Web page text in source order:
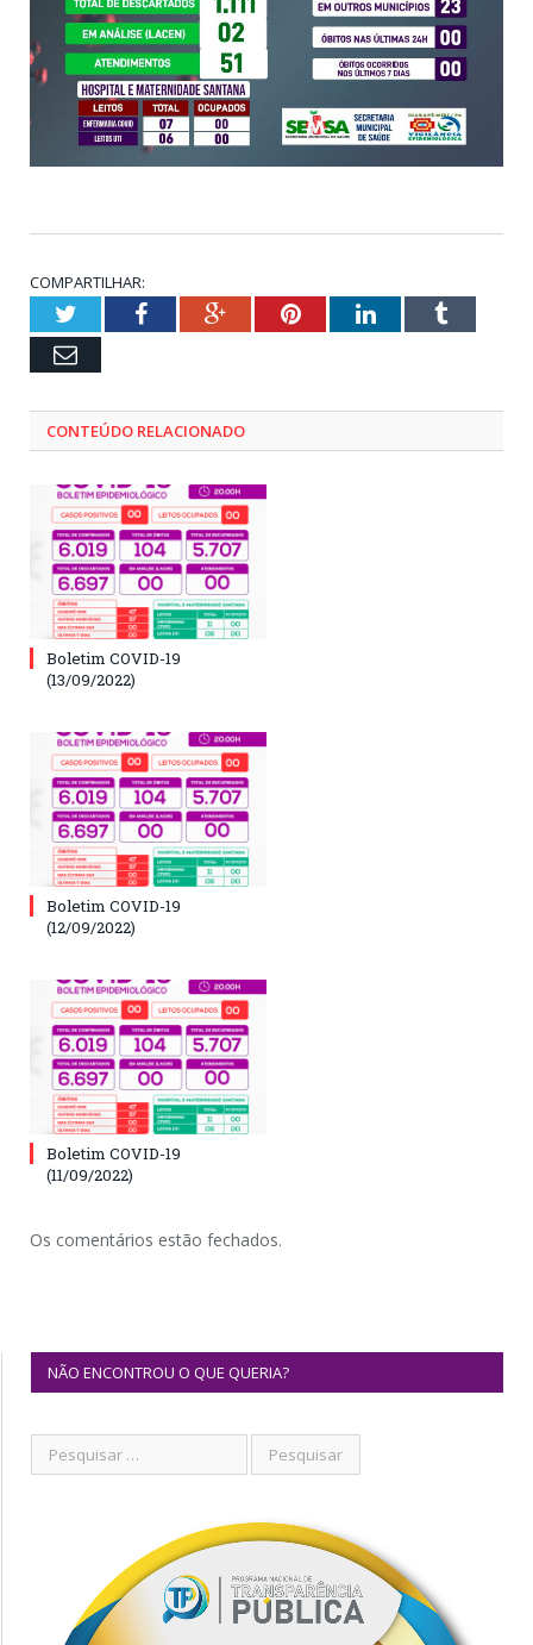
COMPARTILHAR:
TwitterFacebookGoogle+PinterestLinkedInTumblr
Email
CONTEÚDO RELACIONADO
Boletim COVID-19
(13/09/2022)
Boletim COVID-19
(12/09/2022)
Boletim COVID-19
(11/09/2022)
Os comentários estão fechados.
NÃO ENCONTROU O QUE QUERIA?